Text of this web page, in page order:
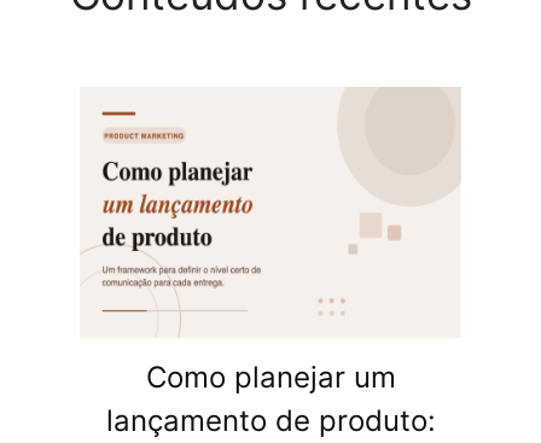
Como planejar um
lançamento de produto: